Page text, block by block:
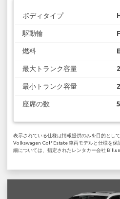
ボディタイプ
駆動輪
燃料
最大トランク容量
最小トランク容量
座席の数 5
表示されている仕様は情報提供のみを目的とし
Volkswagen Golf Estate 車両モデルと仕様を保
細については、指定されたレンタカー会社